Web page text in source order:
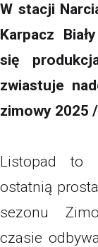
W stacji
Karpacz
się
zwiastuje
zimowy 2025
Listopad to
ostatnią
sezonu
czasie